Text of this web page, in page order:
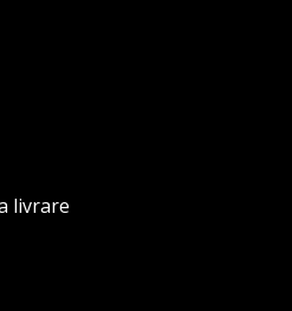
livrare